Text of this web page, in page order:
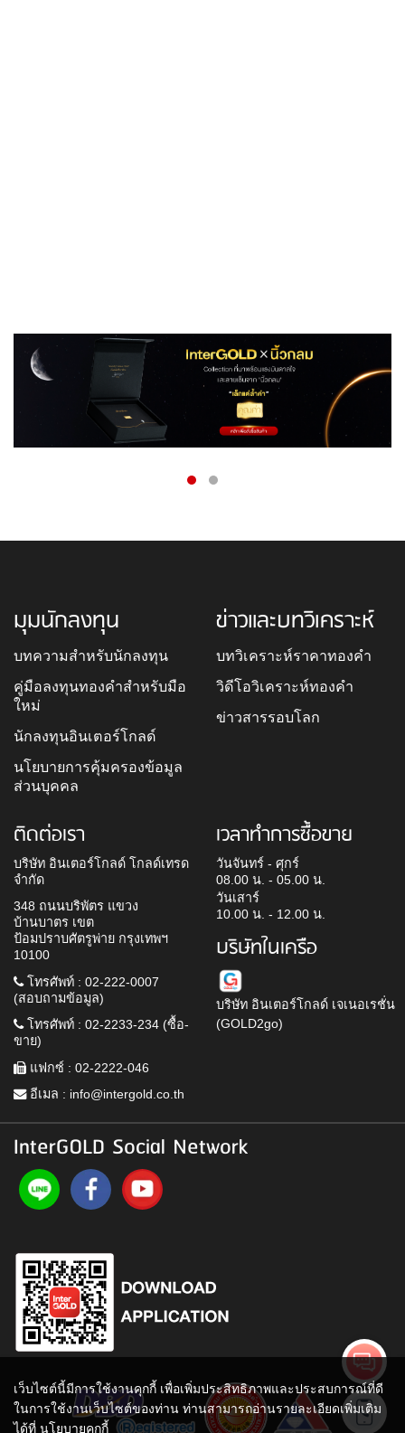
มุมนักลงทุน
บทความสำหรับนักลงทุน
คู่มือลงทุนทองคำสำหรับมือ
ใหม่
นักลงทุนอินเตอร์โกลด์
นโยบายการคุ้มครองข้อมูล
ส่วนบุคคล
ข่าวและบทวิเคราะห์
บทวิเคราะห์ราคาทองคำ
วิดีโอวิเคราะห์ทองคำ
ข่าวสารรอบโลก
ติดต่อเรา
บริษัท อินเตอร์โกลด์ โกลด์เทรด
จำกัด
348 ถนนบริพัตร แขวง
บ้านบาตร เขต
ป้อมปราบศัตรูพ่าย กรุงเทพฯ
10100
โทรศัพท์ : 02-222-0007
(สอบถามข้อมูล)
โทรศัพท์ : 02-2233-234 (ซื้อ-
ขาย)
แฟกซ์ : 02-2222-046
อีเมล : info@intergold.co.th
เวลาทำการซื้อขาย
วันจันทร์ - ศุกร์
08.00 น. - 05.00 น.
วันเสาร์
10.00 น. - 12.00 น.
บริษัทในเครือ
บริษัท อินเตอร์โกลด์ เจเนอเรชั่น
(GOLD2go)
InterGOLD Social Network
เว็บไซต์นี้มีการใช้งานคุกกี้ เพื่อเพิ่มประสิทธิภาพและประสบการณ์ที่ดี
ในการใช้งานเว็บไซต์ของท่าน ท่านสามารถอ่านรายละเอียดเพิ่มเติม
ได้ที่ นโยบายคุกกี้